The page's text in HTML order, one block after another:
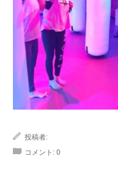
投稿者:
コメント: 0